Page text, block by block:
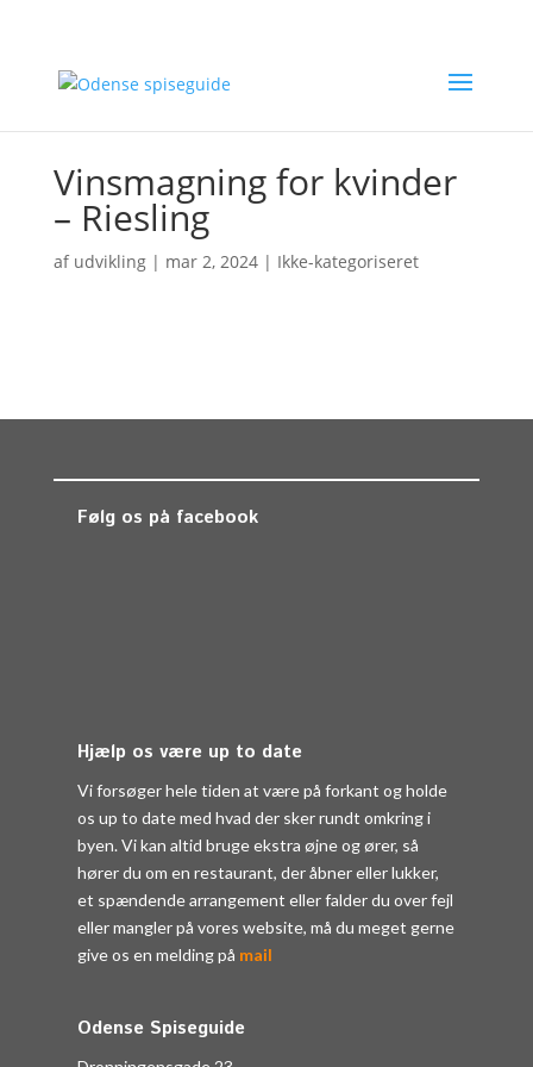
Vinsmagning for kvinder
– Riesling
af udvikling| mar 2, 2024| Ikke-kategoriseret
Følg os på facebook
Hjælp os være up to date
Vi forsøger hele tiden at være på forkant og holde
os up to date med hvad der sker rundt omkring i
byen. Vi kan altid bruge ekstra øjne og ører, så
hører du om en restaurant, der åbner eller lukker,
et spændende arrangement eller falder du over fejl
eller mangler på vores website, må du meget gerne
give os en melding på mail
Odense Spiseguide